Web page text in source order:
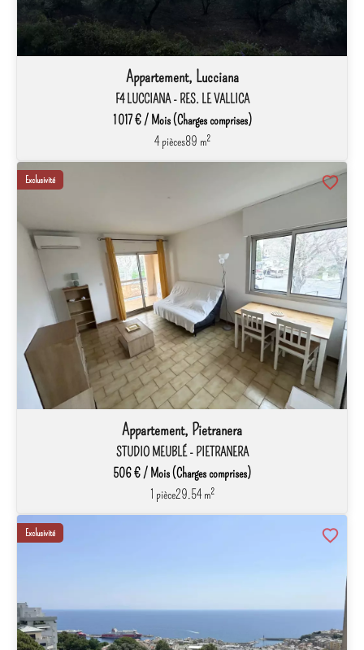
Appartement, Lucciana
F4 LUCCIANA - RES. LE VALLICA
1 017 € / Mois (Charges comprises)
4 pièces89 m²
Exclusivité
Appartement, Pietranera
STUDIO MEUBLÉ - PIETRANERA
506 € / Mois (Charges comprises)
1 pièce29.54 m²
Exclusivité